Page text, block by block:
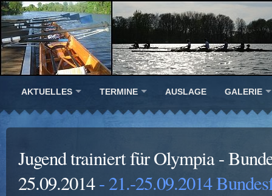
AKTUELLES TERMINE AUSLAGE GALERIE
Jugend trainiert für Olympia -
25.09.2014- 21.-25.09.2014